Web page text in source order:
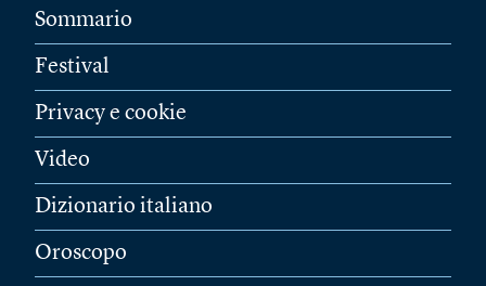
Sommario
Festival
Privacy e cookie
Video
Dizionario italiano
Oroscopo